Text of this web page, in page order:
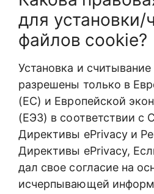
для установки/
файлов cookie?
Установка и
разрешены только в
(ЕС) и Европейской
(ЕЭЗ) в соответствии с
Директивы ePrivacy и
Директивы ePrivacy,
дал свое согласие на
исчерпывающей